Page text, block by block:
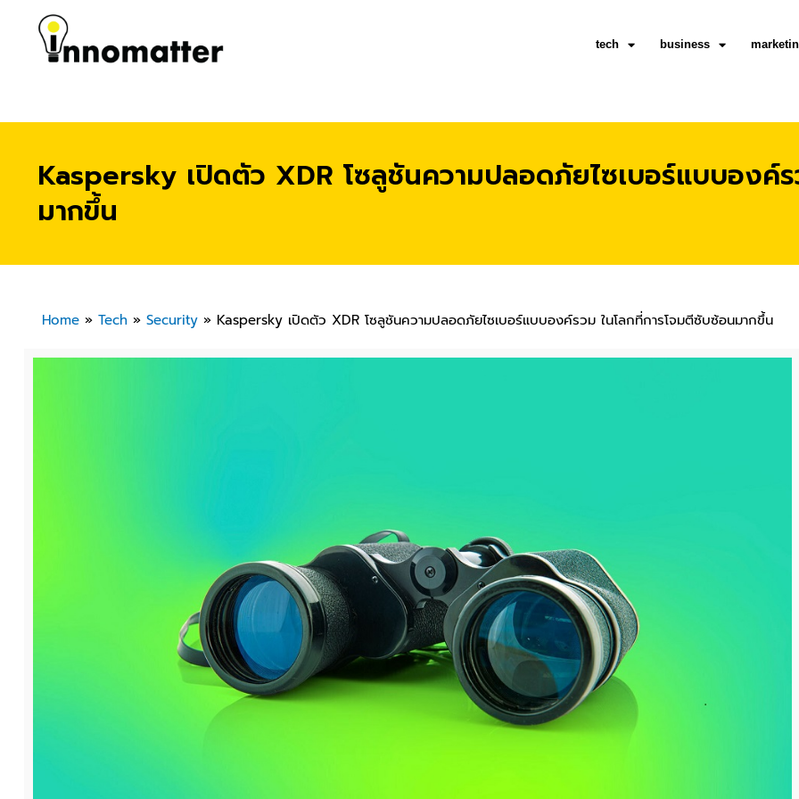
tech business
Kaspersky เปิดตัว XDR โซลูชันความปลอดภัยไซเบอร์แบบองค์
มากขึ้น
Home» Tech» Security» Kaspersky เปิดตัว XDR โซลูชันความปลอดภัยไซเบอร์แบบองค์รวม ในโลกที่การโจมตีซับซ้อนมากขึ้น